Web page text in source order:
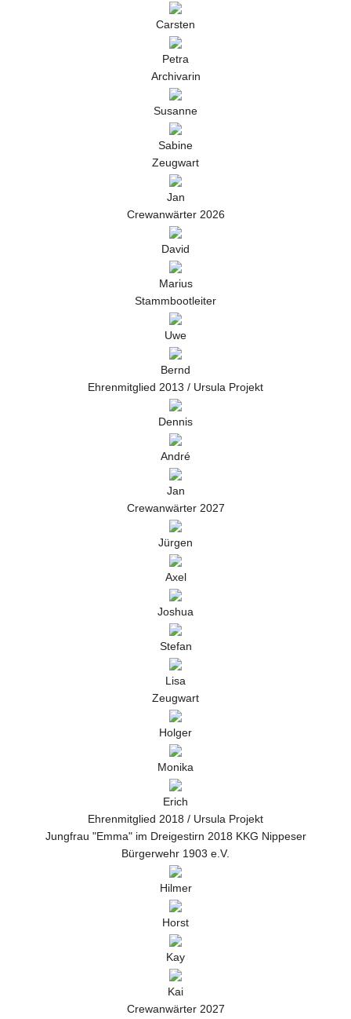
Carsten
Petra
Archivarin
Susanne
Sabine
Zeugwart
Jan
Crewanwärter 2026
David
Marius
Stammbootleiter
Uwe
Bernd
Ehrenmitglied 2013 / Ursula Projekt
Dennis
André
Jan
Crewanwärter 2027
Jürgen
Axel
Joshua
Stefan
Lisa
Zeugwart
Holger
Monika
Erich
Ehrenmitglied 2018 / Ursula Projekt
Jungfrau "Emma" im Dreigestirn 2018 KKG Nippeser
Bürgerwehr 1903 e.V.
Hilmer
Horst
Kay
Kai
Crewanwärter 2027